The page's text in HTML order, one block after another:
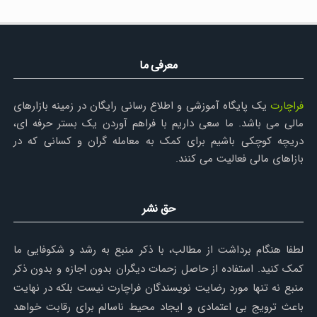
معرفی ما
فراچارتیک پایگاه آموزشی و اطلاع رسانی رایگان در زمینه بازارهای
مالی می باشد. ما سعی داریم با فراهم آوردن یک بستر حرفه ای،
دریچه کوچکی باشیم برای کمک به معامله گران و کسانی که در
بازاهای مالی فعالیت می کنند.
حق نشر
لطفا هنگام برداشت از مطالب، با ذکر منبع به رشد و شکوفایی ما
کمک کنید. استفاده از حاصل زحمات دیگران بدون اجازه و بدون ذکر
منبع نه تنها مورد رضایت نویسندگان فراچارت نیست بلکه در نهایت
باعث ترویج بی اعتمادی و ایجاد محیط ناسالم برای رقابت خواهد